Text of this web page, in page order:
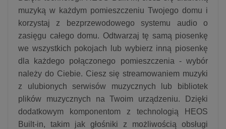
muzyką w każdym pomieszczeniu Twojego domu i
korzystaj z bezprzewodowego systemu audio o
zasięgu całego domu. Odtwarzaj tę samą piosenkę
we wszystkich pokojach lub wybierz inną piosenkę
dla każdego połączonego pomieszczenia - wybór
należy do Ciebie. Ciesz się streamowaniem muzyki
z ulubionych serwisów muzycznych lub bibliotek
plików muzycznych na Twoim urządzeniu. Dzięki
dodatkowym komponentom z technologią HEOS
Built-in, takim jak głośniki z możliwością obsługi